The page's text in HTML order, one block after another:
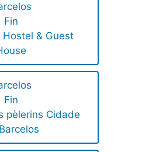
Fin
Hostel & Guest
Fin
pèlerins Cidade